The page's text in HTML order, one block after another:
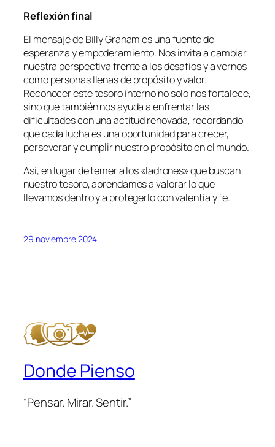
Reflexión final
El mensaje de Billy Graham es una fuente de
esperanza y empoderamiento. Nos invita a cambiar
nuestra perspectiva frente a los desafíos y a vernos
como personas llenas de propósito y valor.
Reconocer este tesoro interno no solo nos fortalece,
sino que también nos ayuda a enfrentar las
dificultades con una actitud renovada, recordando
que cada lucha es una oportunidad para crecer,
perseverar y cumplir nuestro propósito en el mundo.
Así, en lugar de temer a los «ladrones» que buscan
nuestro tesoro, aprendamos a valorar lo que
llevamos dentro y a protegerlo con valentía y fe.
29 noviembre 2024
Donde Pienso
“Pensar. Mirar. Sentir.”